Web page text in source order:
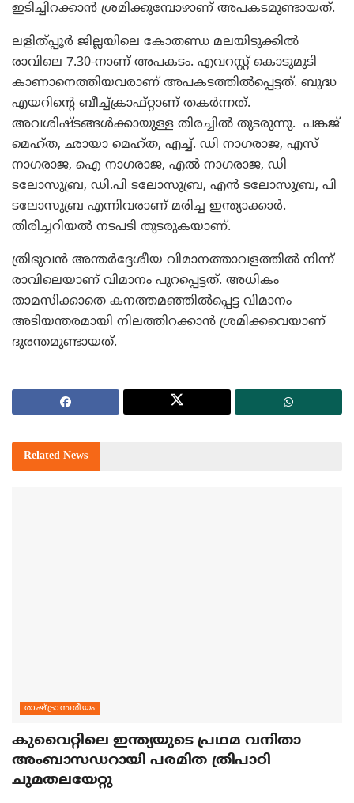
ഇടിച്ചിറക്കാന്‍ ശ്രമിക്കുമ്പോഴാണ് അപകടമുണ്ടായത്.
ലളിത്പ്പൂര്‍ ജില്ലയിലെ കോതണ്ഡ മലയിടുക്കില്‍
രാവിലെ 7.30-നാണ് അപകടം. എവറസ്റ്റ് കൊടുമുടി
കാണാനെത്തിയവരാണ് അപകടത്തില്‍പ്പെട്ടത്. ബുദ്ധ
എയറിന്റെ ബീച്ച്ക്രാഫ്റ്റാണ് തകര്‍ന്നത്.
അവശിഷ്ടങ്ങള്‍ക്കായുള്ള തിരച്ചില്‍ തുടരുന്നു. പങ്കജ്
മെഹ്ത, ഛായാ മെഹ്ത, എച്ച്. ഡി നാഗരാജ, എസ്
നാഗരാജ, ഐ നാഗരാജ, എല്‍ നാഗരാജ, ഡി
ടലോസുബ്ര, ഡി.പി ടലോസുബ്ര, എന്‍ ടലോസുബ്ര, പി
ടലോസുബ്ര എന്നിവരാണ് മരിച്ച ഇന്ത്യാക്കാര്‍.
തിരിച്ചറിയല്‍ നടപടി തുടരുകയാണ്.
ത്രിഭുവന്‍ അന്തര്‍ദ്ദേശീയ വിമാനത്താവളത്തില്‍ നിന്ന്
രാവിലെയാണ് വിമാനം പുറപ്പെട്ടത്. അധികം
താമസിക്കാതെ കനത്തമഞ്ഞില്‍പ്പെട്ട വിമാനം
അടിയന്തരമായി നിലത്തിറക്കാന്‍ ശ്രമിക്കവെയാണ്
ദുരന്തമുണ്ടായത്.
Related News
രാഷ്ട്രാന്തരീയം
കുവൈറ്റിലെ ഇന്ത്യയുടെ പ്രഥമ വനിതാ
അംബാസഡറായി പരമിത ത്രിപാഠി
ചുമതലയേറ്റു